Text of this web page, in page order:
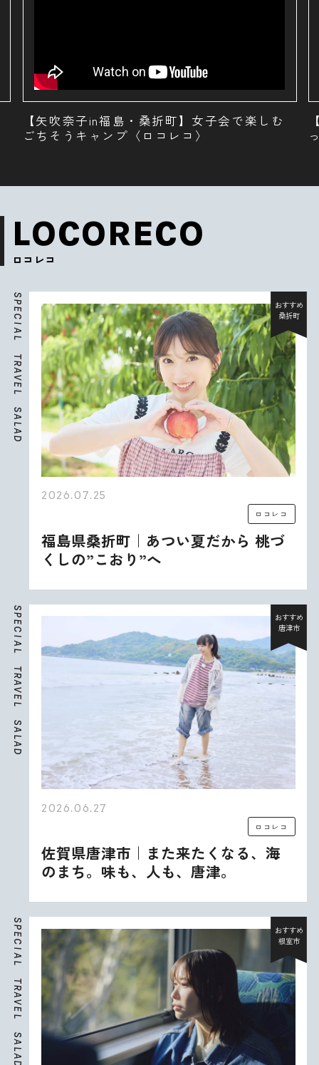
【矢吹奈子in福島・桑折町】桃1個まるごと使
ったグルメ〈ロコレコ〉
LOCORECO
ロコレコ
S
P
E
C
I
A
L
T
R
A
V
E
L
S
A
L
A
D
おすすめ
桑折町
2026.07.25
ロコレコ
福島県桑折町｜あつい夏だから 桃づ
くしの”こおり”へ
S
P
E
C
I
A
L
T
R
A
V
E
L
S
A
L
A
D
おすすめ
唐津市
2026.06.27
ロコレコ
佐賀県唐津市｜また来たくなる、海
のまち。味も、人も、唐津。
S
P
E
C
I
A
L
T
R
A
V
E
L
S
A
L
A
おすすめ
根室市